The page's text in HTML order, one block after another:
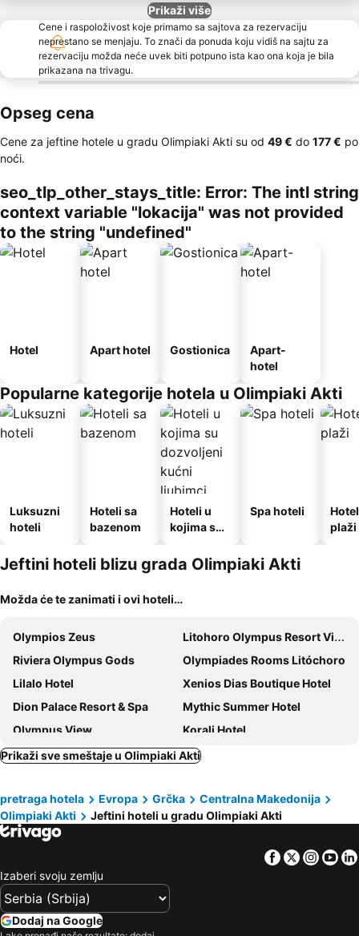
Prikaži više
Cene i raspoloživost koje primamo sa sajtova za rezervaciju
neprestano se menjaju. To znači da ponuda koju vidiš na sajtu za
rezervaciju možda neće uvek biti potpuno ista kao ona koja je bila
prikazana na trivagu.
Opseg cena
Cene za jeftine hotele u gradu Olimpiaki Akti su od ‎49 € do ‎177 € po
noći.
seo_tlp_other_stays_title: Error: The intl string
context variable "lokacija" was not provided
to the string "undefined"
Hotel Apart hotel Gostionica
Apart-
hotel
Popularne kategorije hotela u Olimpiaki Akti
Luksuzni
hoteli
Hoteli sa
bazenom
Hoteli u
kojima su
kućni
ljubimci
Spa hoteli
plaži
Jeftini hoteli blizu grada Olimpiaki Akti
Možda će te zanimati i ovi hoteli…
Olympios Zeus
Litohoro Olympus Resort Villas & Spa
Riviera Olympus Gods
Olympiades Rooms Litóchoro
Lilalo Ηotel
Xenios Dias Boutique Hotel
Dion Palace Resort & Spa
Mythic Summer Hotel
Olympus View
Korali Hotel
Cosmopolitan Hotel
Ammos Beach Seaside Luxury Suites Hotel
Hotel Aktaion
Lucia Hotel
Hotel Olympos
Hotel Avra
Principal New Leisure Hotel
Hotel Europe Inn
Orfeas Classic
Hotel Villa Sevasti
Prikaži sve smeštaje u Olimpiaki Akti
pretraga hotela Evropa Grčka
Centralna Makedonija
Olimpiaki Akti
Jeftini hoteli u gradu Olimpiaki Akti
Facebook
Twitter
Izaberi svoju zemlju
Dodaj na Google